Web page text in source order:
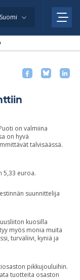
Suomi
on valmiina
on hyvä
talvisäässä.
5,33 euroa.
suunnittelija
kuosilla
myös monia muita
turvaliivi, kyniä ja
pikkujouluihin.
tuotteita osaston